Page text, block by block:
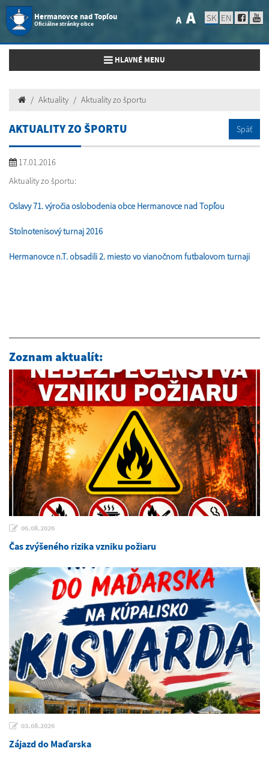
Hermanovce nad Topľou
Oficiálne stránky obce A A SK EN
Toggle navigation
HLAVNÉ MENU
Aktuality Aktuality zo športu
AKTUALITY ZO ŠPORTU Späť
17.01.2016
Aktuality zo športu:
Oslavy 71. výročia oslobodenia obce Hermanovce nad Topľou
Stolnotenisový turnaj 2016
Hermanovce n.T. obsadili 2. miesto vo vianočnom futbalovom turnaji
Zoznam aktualít:
06.08.2026
Čas zvýšeného rizika vzniku požiaru
03.08.2026
Zájazd do Maďarska